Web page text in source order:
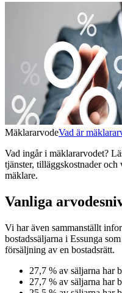
MäklararvodeVad är
Vad ingår i mäklararvodet?
tjänster, tilläggskostnader
mäklare.
Vanliga
Vi har även sammanställt
bostadssäljarna i Essunga
försäljning av en bostadsrätt.
27,7 % av säljarna har
27,7 % av säljarna har